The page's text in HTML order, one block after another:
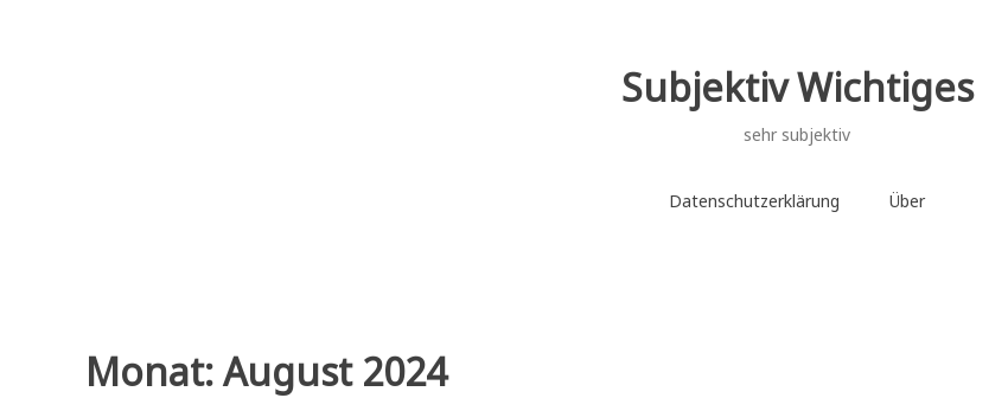
Subjektiv Wichtiges
sehr subjektiv
Datenschutzerklärung Über
Monat:August 2024